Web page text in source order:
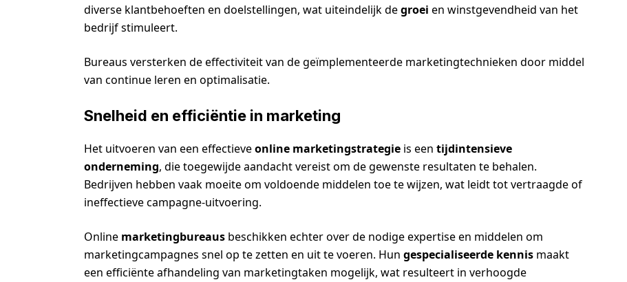
diverse klantbehoeften en doelstellingen, wat uiteindelijk degroei en winstgevendheid van het
bedrijf stimuleert.
Bureaus versterken de effectiviteit van de geïmplementeerde marketingtechnieken door middel
van continue leren en optimalisatie.
Snelheid en efficiëntie in marketing
Het uitvoeren van een effectieveonline marketingstrategie is een tijdintensieve
onderneming, die toegewijde aandacht vereist om de gewenste resultaten te behalen.
Bedrijven hebben vaak moeite om voldoende middelen toe te wijzen, wat leidt tot vertraagde of
ineffectieve campagne-uitvoering.
Online marketingbureaus beschikken echter over de nodige expertise en middelen om
marketingcampagnes snel op te zetten en uit te voeren. Hun gespecialiseerde kennis maakt
een efficiënte afhandeling van marketingtaken mogelijk, wat resulteert in verhoogde